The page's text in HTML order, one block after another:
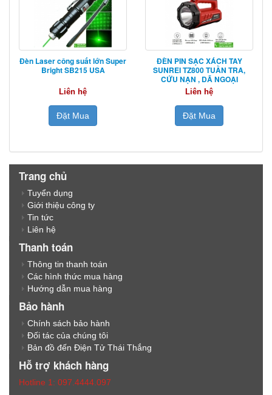
Đèn Laser công suất lớn Super
Bright SB215 USA
Liên hệ
Đặt Mua
ĐÈN PIN SẠC XÁCH TAY
SUNREI TZ800 TUẦN TRA,
CỨU NẠN , DÃ NGOẠI
Liên hệ
Đặt Mua
Trang chủ
Tuyển dụng
Giới thiệu công ty
Tin tức
Liên hệ
Thanh toán
Thông tin thanh toán
Các hình thức mua hàng
Hướng dẫn mua hàng
Bảo hành
Chính sách bảo hành
Đối tác của chúng tôi
Bản đồ đến Điện Tử Thái Thắng
Hỗ trợ khách hàng
Hotline 1: 097.4444.097